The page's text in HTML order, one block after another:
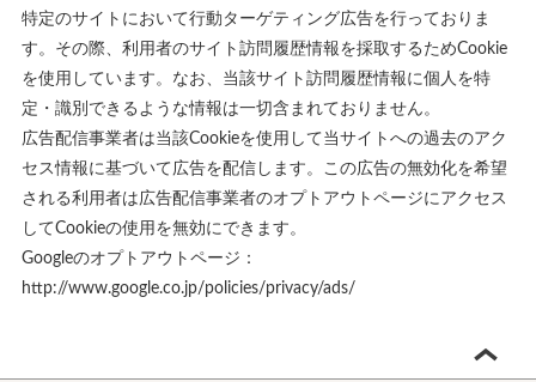
特定のサイトにおいて行動ターゲティング広告を行っておりま
す。その際、利用者のサイト訪問履歴情報を採取するためCookie
を使用しています。なお、当該サイト訪問履歴情報に個人を特
定・識別できるような情報は一切含まれておりません。
広告配信事業者は当該Cookieを使用して当サイトへの過去のアク
セス情報に基づいて広告を配信します。この広告の無効化を希望
される利用者は広告配信事業者のオプトアウトページにアクセス
してCookieの使用を無効にできます。
Googleのオプトアウトページ：
http://www.google.co.jp/policies/privacy/ads/